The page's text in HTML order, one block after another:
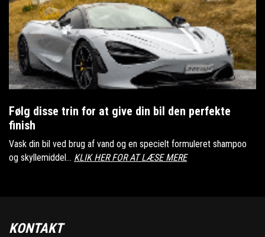
Følg disse trin for at give din bil den perfekte
finish
Vask din bil ved brug af vand og en specielt formuleret shampoo
og skyllemiddel... KLIK HER FOR AT LÆSE MERE
KONTAKT